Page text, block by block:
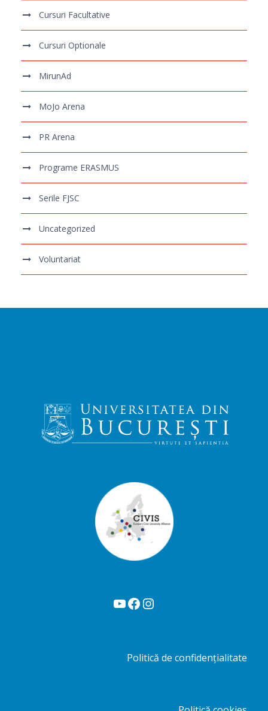
Cursuri Facultative
Cursuri Optionale
MirunAd
MoJo Arena
PR Arena
Programe ERASMUS
Serile FJSC
Uncategorized
Voluntariat
YouTube Facebook Instagram
Politică de confidențialitate